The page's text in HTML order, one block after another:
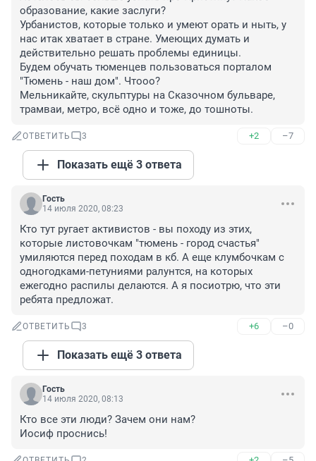
образование, какие заслуги?
Урбанистов, которые только и умеют орать и ныть, у
нас итак хватает в стране. Умеющих думать и
действительно решать проблемы единицы.
Будем обучать тюменцев пользоваться порталом
"Тюмень - наш дом". Чтооо?
Мельникайте, скульптуры на Сказочном бульваре,
трамваи, метро, всё одно и тоже, до тошноты.
ОТВЕТИТЬ 3 +2 –7
Показать ещё 3 ответа
Гость
14 июля 2020, 08:23
Кто тут ругает активистов - вы походу из этих,
которые листовочкам "тюмень - город счастья"
умиляются перед походам в кб. А еще клумбочкам с
одногодками-петуниями ралунтся, на которых
ежегодно распилы делаются. А я посиотрю, что эти
ребята предложат.
ОТВЕТИТЬ 3 +6 –0
Показать ещё 3 ответа
Гость
14 июля 2020, 08:13
Кто все эти люди? Зачем они нам?
Иосиф проснись!